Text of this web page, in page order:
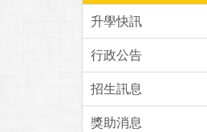
升學快訊
行政公告
招生訊息
獎助消息